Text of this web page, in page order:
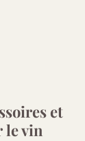
et
le vin